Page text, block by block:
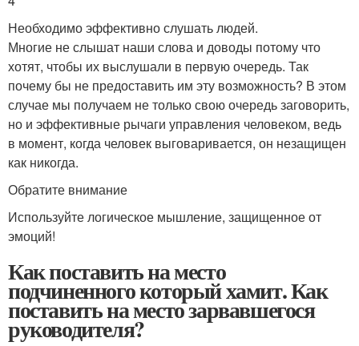
Необходимо эффективно слушать людей.
Многие не слышат наши слова и доводы потому что
хотят, чтобы их выслушали в первую очередь. Так
почему бы не предоставить им эту возможность? В этом
случае мы получаем не только свою очередь заговорить,
но и эффективные рычаги управления человеком, ведь
в момент, когда человек выговаривается, он незащищен
как никогда.
Обратите внимание
Используйте логическое мышление, защищенное от
эмоций!
Как поставить на место
подчиненного который хамит. Как
поставить на место зарвавшегося
руководителя?